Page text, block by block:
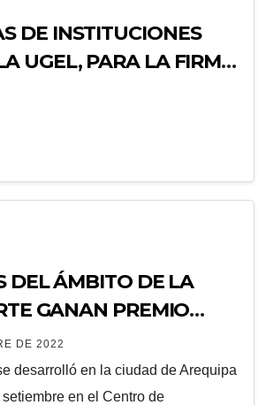
DE INSTITUCIONES
UGEL, PARA LA FIRMA
DEL ÁMBITO DE LA
GANAN PREMIO
DE 2022
desarrolló en la ciudad de Arequipa
en el Centro de